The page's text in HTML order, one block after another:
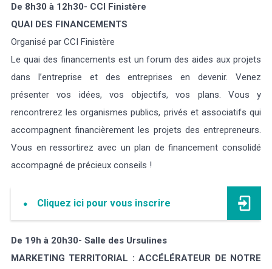
De 8h30 à 12h30- CCI Finistère
QUAI DES FINANCEMENTS
Organisé par CCI Finistère
Le quai des financements est un forum des aides aux projets
dans l’entreprise et des entreprises en devenir. Venez
présenter vos idées, vos objectifs, vos plans. Vous y
rencontrerez les organismes publics, privés et associatifs qui
accompagnent financièrement les projets des entrepreneurs.
Vous en ressortirez avec un plan de financement consolidé
accompagné de précieux conseils !
Cliquez ici pour vous inscrire
De 19h à 20h30- Salle des Ursulines
MARKETING TERRITORIAL : ACCÉLÉRATEUR DE NOTRE